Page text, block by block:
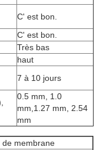
C' est bon.
C' est bon.
Très bas
haut
7 à 10 jours
0.5 mm, 1.0
mm,1.27 mm, 2.54
mm
membrane